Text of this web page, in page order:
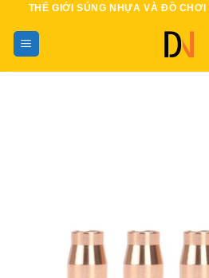
qua
dung
THẾ GIỚI SÚNG NHỰA VÀ ĐỒ